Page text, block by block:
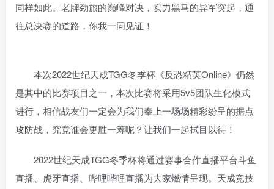
同样如此。老牌劲旅的巅峰对决，实力黑马的异军突起，通
往总决赛的道路，你我一同见证！
本次2022世纪天成TGG冬季杯《反恐精英Online》仍然
是其中的比赛项目之一，本次比赛将采用5v5团队生化模式
进行，相信战友们一定会为我们奉上一场场精彩纷呈的据点
攻防战，究竟谁会更胜一筹呢？让我们一起拭目以待！
2022世纪天成TGG冬季杯将通过赛事合作直播平台斗鱼
直播、虎牙直播、哔哩哔哩直播为大家燃情呈现。天成竞技